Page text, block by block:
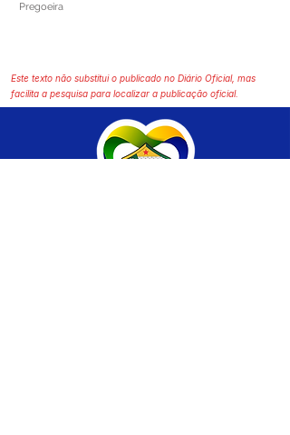
Pregoeira
Este texto não substitui o publicado no Diário Oficial, mas
facilita a pesquisa para localizar a publicação oficial.